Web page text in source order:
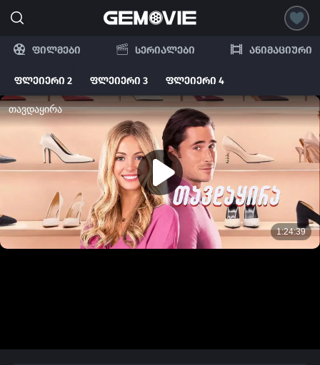
ფილმები სერიალები ანიმაციური
ფლეიერი 2 ფლეიერი 3 ფლეიერი 4